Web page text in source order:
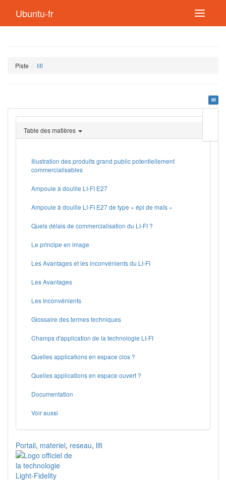
Ubuntu-fr
Piste lifi
lifi
page
Table des matières
Illustration des produits grand public potentiellement
commercialisables
Ampoule à douille LI-FI E27
Ampoule à douille LI-FI E27 de type « épi de maïs »
Quels délais de commercialisation du LI-FI ?
Le principe en image
Les Avantages et les inconvénients du LI-FI
Les Avantages
Les Inconvénients
Glossaire des termes techniques
Champs d'application de la technologie LI-FI
Quelles applications en espace clos ?
Quelles applications en espace ouvert ?
Documentation
Voir aussi
Portail, materiel, reseau, lifi